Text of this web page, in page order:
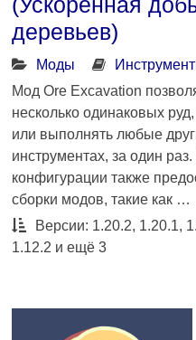
деревьев)
Моды
Мод Ore Excavation
несколько одинаковых
или выполнять любые
инструментах, за один
конфигурации также
сборки модов, такие как …
Версии: 1.20.2, 1.20.1,
1.12.2 и ещё 3